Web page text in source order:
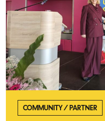
COMMUNITY/PARTNER